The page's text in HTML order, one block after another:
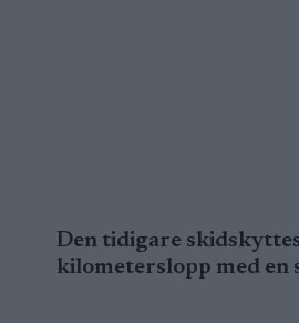
Den tidigare
kilometerslopp med en